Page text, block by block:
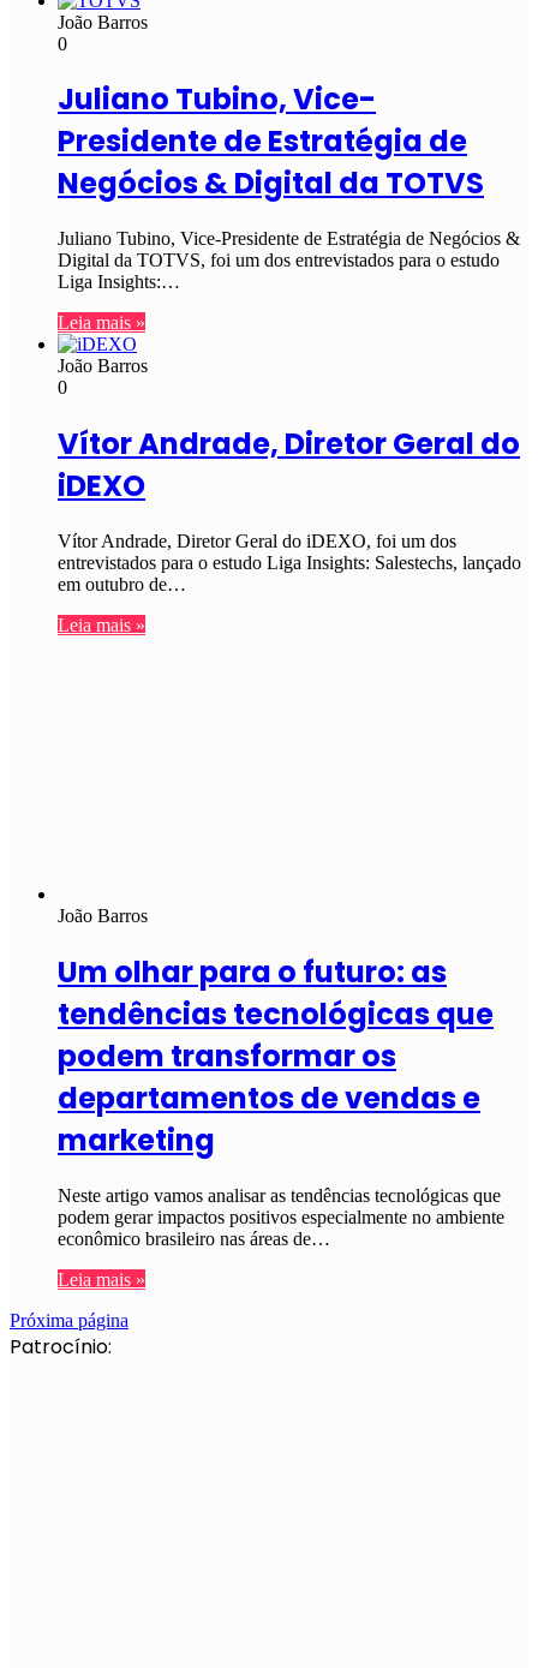
João Barros
0
Juliano Tubino, Vice-
Presidente de Estratégia de
Negócios & Digital da TOTVS
Juliano Tubino, Vice-Presidente de Estratégia de Negócios &
Digital da TOTVS, foi um dos entrevistados para o estudo
Liga Insights:…
Leia mais »
João Barros
0
Vítor Andrade, Diretor Geral do
iDEXO
Vítor Andrade, Diretor Geral do iDEXO, foi um dos
entrevistados para o estudo Liga Insights: Salestechs, lançado
em outubro de…
Leia mais »
João Barros
Um olhar para o futuro: as
tendências tecnológicas que
podem transformar os
departamentos de vendas e
marketing
Neste artigo vamos analisar as tendências tecnológicas que
podem gerar impactos positivos especialmente no ambiente
econômico brasileiro nas áreas de…
Leia mais »
Próxima página
Patrocínio: